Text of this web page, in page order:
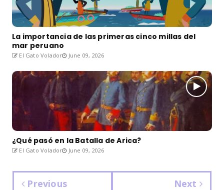
La importancia de las primeras cinco millas del
mar peruano
El Gato Volador June 09, 2026
¿Qué pasó en la Batalla de Arica?
El Gato Volador June 09, 2026
Previous Next